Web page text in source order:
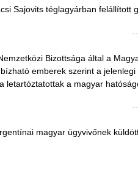
Sajovits téglagyárban felállított
Bizottsága által a
emberek szerint a
letartóztatottak a magyar
magyar ügyvivőnek